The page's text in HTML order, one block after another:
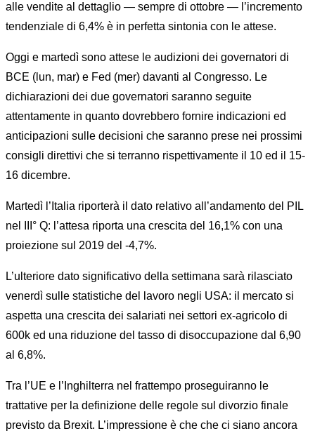
alle vendite al dettaglio — sempre di ottobre — l’incremento
tendenziale di 6,4% è in perfetta sintonia con le attese.
Oggi e martedì sono attese le audizioni dei governatori di
BCE (lun, mar) e Fed (mer) davanti al Congresso. Le
dichiarazioni dei due governatori saranno seguite
attentamente in quanto dovrebbero fornire indicazioni ed
anticipazioni sulle decisioni che saranno prese nei prossimi
consigli direttivi che si terranno rispettivamente il 10 ed il 15-
16 dicembre.
Martedì l’Italia riporterà il dato relativo all’andamento del PIL
nel III° Q: l’attesa riporta una crescita del 16,1% con una
proiezione sul 2019 del -4,7%.
L’ulteriore dato significativo della settimana sarà rilasciato
venerdì sulle statistiche del lavoro negli USA: il mercato si
aspetta una crescita dei salariati nei settori ex-agricolo di
600k ed una riduzione del tasso di disoccupazione dal 6,90
al 6,8%.
Tra l’UE e l’Inghilterra nel frattempo proseguiranno le
trattative per la definizione delle regole sul divorzio finale
previsto da Brexit. L’impressione è che che ci siano ancora